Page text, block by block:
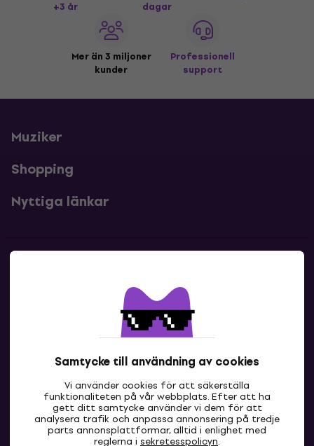
Samtycke till användning av cookies
Vi använder cookies för att säkerställa
funktionaliteten på vår webbplats. Efter att ha
gett ditt samtycke använder vi dem för att
analysera trafik och anpassa annonsering på tredje
parts annonsplattformar, alltid i enlighet med
reglerna i sekretesspolicyn.
+3 år
dagar
Mer än 3 miljoner
kunder
Professionell
support
Muziker
Shopping
Nyttiga länkar
Kontakta oss
SE